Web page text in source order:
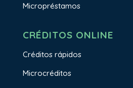
Micropréstamos
CRÉDITOS ONLINE
Créditos rápidos
Microcréditos